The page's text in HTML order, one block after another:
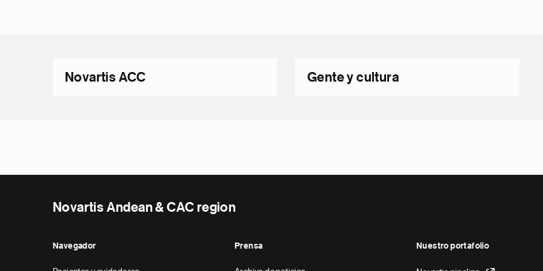
Novartis ACC Gente y cultura
Novartis Andean & CAC region
Navegador Prensa Nuestro portafolio